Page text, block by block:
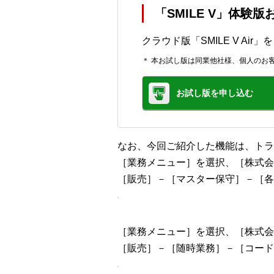
「SMILE V」体験版
クラウド版「SMILE V Air」
＊ 本お試し版は同業他社様、個人のお
お試し版を申し込む
なお、今回ご紹介した機能は、ト
［業務メニュー］を選択、［株式
［販売］－［マスター保守］－［
［業務メニュー］を選択、［株式
［販売］－［随時業務］－［コー